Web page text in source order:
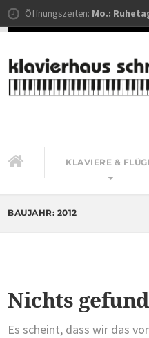
Öffnungszeiten: Mo.:
KLAVIERE &
BAUJAHR: 2012
Nichts
Es scheint, dass wir das